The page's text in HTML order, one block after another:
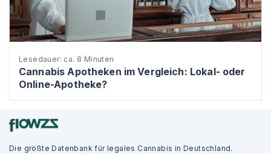
Lesedauer: ca. 8 Minuten
Cannabis Apotheken im Vergleich: Lokal- oder
Online-Apotheke?
Die größte Datenbank für legales Cannabis in Deutschland.